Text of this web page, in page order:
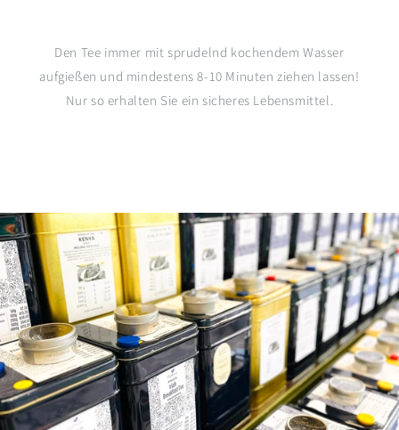
Den Tee immer mit sprudelnd kochendem Wasser
aufgießen und mindestens 8-10 Minuten ziehen lassen!
Nur so erhalten Sie ein sicheres Lebensmittel.